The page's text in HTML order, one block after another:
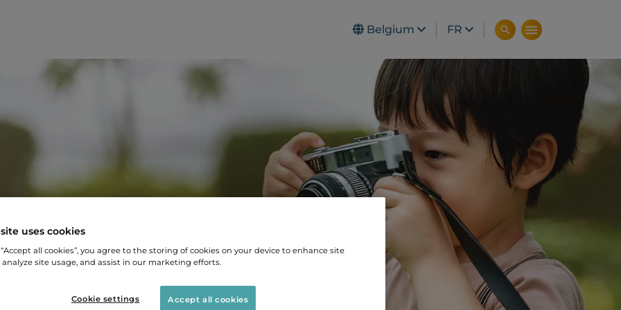
Belgium FR
uses cookies
all cookies”, you agree to the storing of cookies on your device to enhance site
analyze site usage, and assist in our marketing efforts.
Cookie settings Accept all cookies